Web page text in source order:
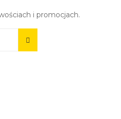
i promocjach.